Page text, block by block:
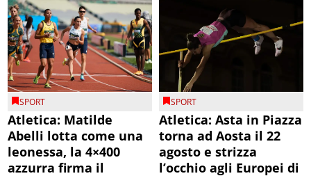
SPORT
Atletica: Matilde
Abelli lotta come una
leonessa, la 4×400
azzurra firma il
SPORT
Atletica: Asta in Piazza
torna ad Aosta il 22
agosto e strizza
l’occhio agli Europei di